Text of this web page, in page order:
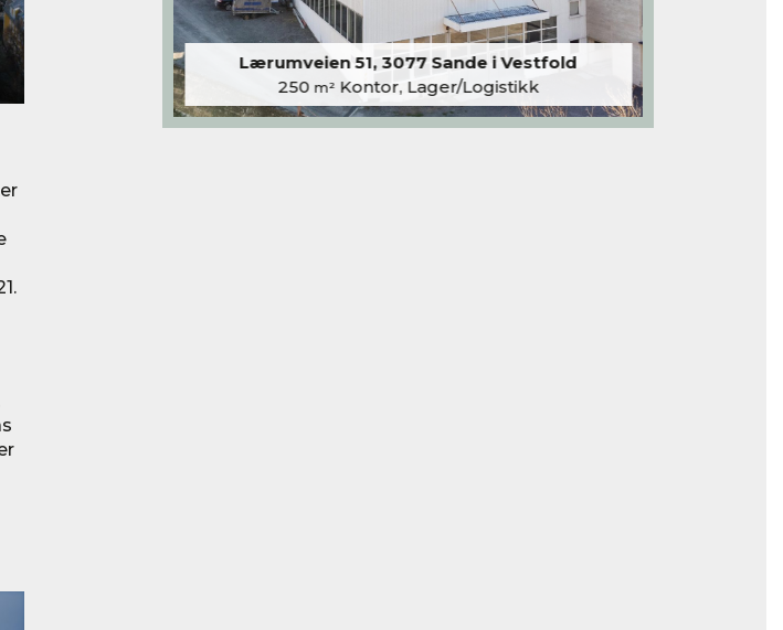
Lærumveien 51, 3077 Sande i Vestfold
250 m² Kontor, Lager/Logistikk